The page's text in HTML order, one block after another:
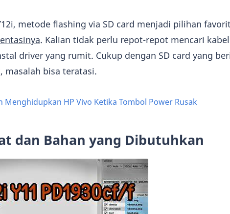
metode flashing via SD card menjadi pilihan
. Kalian tidak perlu repot-repot mencari kabel
driver yang rumit. Cukup dengan SD card yang
masalah bisa teratasi.
Menghidupkan HP Vivo Ketika Tombol Power Rusak
dan Bahan yang Dibutuhkan